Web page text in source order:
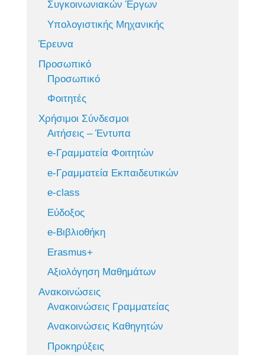
Συγκοινωνιακών Έργων
Υπολογιστικής Μηχανικής
Έρευνα
Προσωπικό
Προσωπικό
Φοιτητές
Χρήσιμοι Σύνδεσμοι
Αιτήσεις – Έντυπα
e-Γραμματεία Φοιτητών
e-Γραμματεία Εκπαιδευτικών
e-class
Εύδοξος
e-Βιβλιοθήκη
Erasmus+
Αξιολόγηση Μαθημάτων
Ανακοινώσεις
Ανακοινώσεις Γραμματείας
Ανακοινώσεις Καθηγητών
Προκηρύξεις